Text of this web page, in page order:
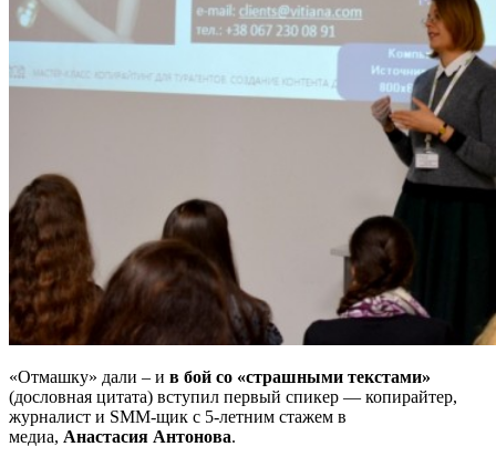
«Отмашку» дали – и в бой со «страшными текстами»
(дословная цитата) вступил первый спикер — копирайтер,
журналист и SMM-щик с 5-летним стажем в
медиа, Анастасия Антонова.